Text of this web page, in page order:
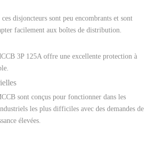
disjoncteurs sont peu encombrants et sont
facilement aux boîtes de distribution.
3P 125A offre une excellente protection à
sont conçus pour fonctionner dans les
les plus difficiles avec des demandes de
élevées.